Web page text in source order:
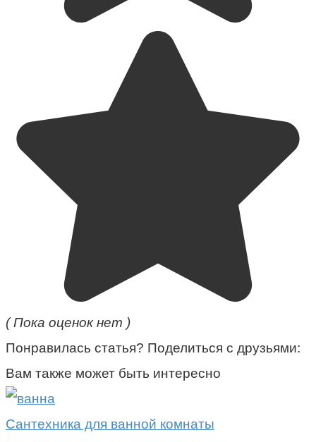
( Пока оценок нет )
Понравилась статья? Поделиться с друзьями:
Вам также может быть интересно
Сантехника для ванной комнаты